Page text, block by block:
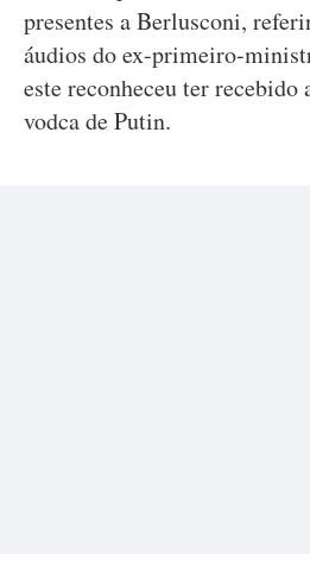
presentes a Berlusconi,
áudios do ex-primeiro-
este reconheceu ter recebido
vodca de Putin.